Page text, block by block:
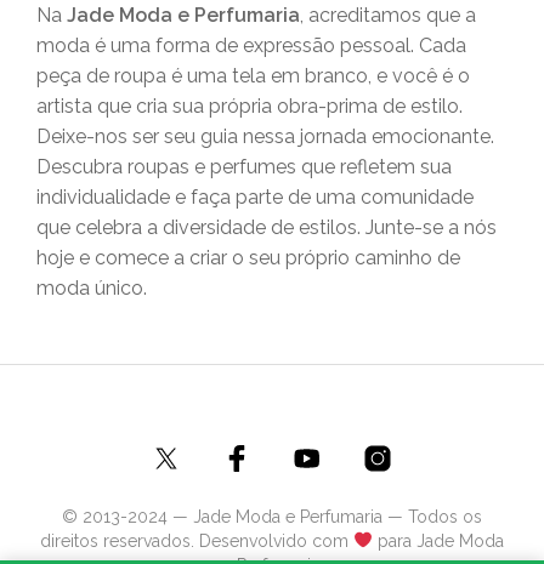
Na Jade Moda e Perfumaria, acreditamos que a
moda é uma forma de expressão pessoal. Cada
peça de roupa é uma tela em branco, e você é o
artista que cria sua própria obra-prima de estilo.
Deixe-nos ser seu guia nessa jornada emocionante.
Descubra roupas e perfumes que refletem sua
individualidade e faça parte de uma comunidade
que celebra a diversidade de estilos. Junte-se a nós
hoje e comece a criar o seu próprio caminho de
moda único.
© 2013-2024 — Jade Moda e Perfumaria — Todos os
direitos reservados. Desenvolvido com
para Jade Moda